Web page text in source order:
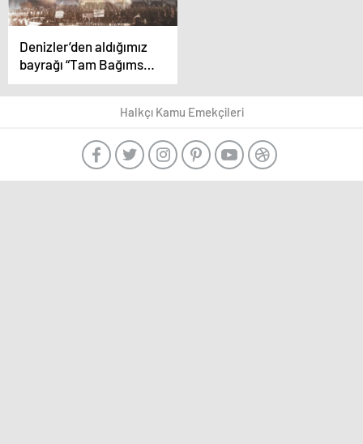
Denizler’den aldığımız
bayrağı “Tam Bağımsız
Türkiye”
mücadelemizde
dalgalandırıyoruz.Halkçı Kamu Emekçileri